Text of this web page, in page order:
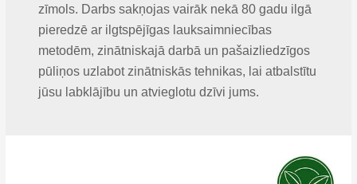
zīmols. Darbs sakņojas vairāk nekā 80 gadu ilgā
pieredzē ar ilgtspējīgas lauksaimniecības
metodēm, zinātniskajā darbā un pašaizliedzīgos
pūliņos uzlabot zinātniskās tehnikas, lai atbalstītu
jūsu labklājību un atvieglotu dzīvi jums.